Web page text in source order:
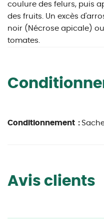
coulure des felurs, puis
des fruits. Un excès
noir (Nécrose apicale)
tomates.
Conditionnement :
Avis clients